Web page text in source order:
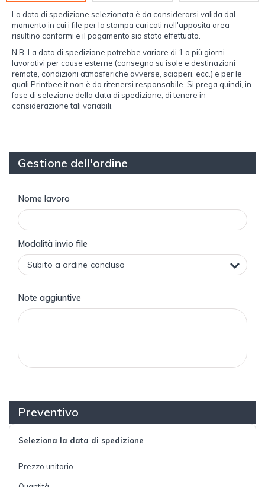
La data di spedizione selezionata è da considerarsi valida dal
momento in cui i file per la stampa caricati nell'apposita area
risultino conformi e il pagamento sia stato effettuato.
N.B. La data di spedizione potrebbe variare di 1 o più giorni
lavorativi per cause esterne (consegna su isole e destinazioni
remote, condizioni atmosferiche avverse, scioperi, ecc.) e per le
quali Printbee.it non è da ritenersi responsabile. Si prega quindi, in
fase di selezione della data di spedizione, di tenere in
considerazione tali variabili.
Gestione dell'ordine
Nome lavoro
Modalità invio file
Note aggiuntive
Preventivo
Seleziona la data di spedizione
Prezzo unitario